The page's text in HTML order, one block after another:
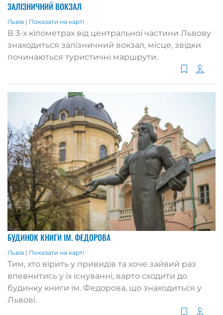
ЗАЛІЗНИЧНИЙ ВОКЗАЛ
Львів | Показати на карті
В 3-х кілометрах від центральної частини Львову
знаходиться залізничний вокзал, місце, звідки
починаються туристичні маршрути.
БУДИНОК КНИГИ ІМ. ФЕДОРОВА
Львів | Показати на карті
Тим, хто вірить у привидів та хоче зайвий раз
впевнитись у їх існуванні, варто сходити до
будинку книги ім. Федорова, що знаходиться у
Львові.